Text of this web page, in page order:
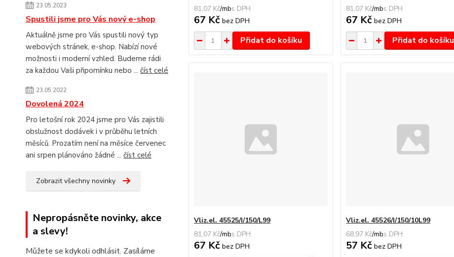
23.05.2023
Spustili jsme pro Vás nový e-shop
Aktuálně jsme pro Vás spustili nový typ
webových stránek, e-shop. Nabízí nové
možnosti i moderní vzhled. Budeme rádi
za každou Vaši připomínku nebo ... číst celé
23.05.2022
Dovolená 2024
Pro letošní rok 2024 jsme pro Vás zajistili
obslužnost dodávek i v průběhu letních
měsíců. Prozatím není na měsíce červenec
ani srpen plánováno žádné ... číst celé
Zobrazit všechny novinky
Nepropásněte novinky, akce
a slevy!
Můžete se kdykoli odhlásit. Zasíláme
81,07 Kč/mb
67 Kč bez DPH
Přidat do košíku
81,07 Kč/mb
67 Kčbez DPH
Přidat do košíku
Vliz.el. 45525/I/150/L99
81,07 Kč/mb
67 Kč bez DPH
Vliz.el. 45526/I/150/10L99
68,97 Kč/mb
57 Kčbez DPH